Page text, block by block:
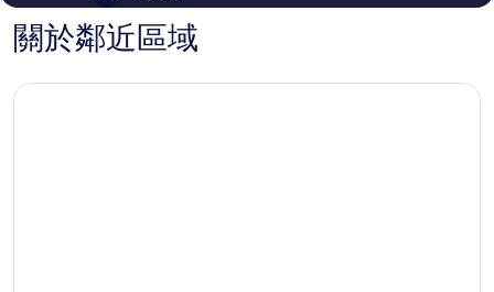
關於鄰近區域